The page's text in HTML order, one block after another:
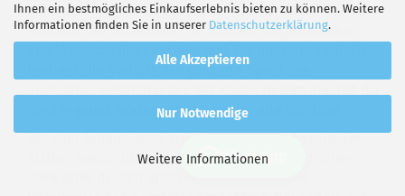
Ihnen ein bestmögliches Einkaufserlebnis bieten zu können. Weitere
Informationen finden Sie in unserer Datenschutzerklärung.
Alle Akzeptieren
Nur Notwendige
Weitere Informationen
auf Mützen, Jacken oder Jeans – individuelle Motive
sind aus der Streetwear nicht mehr wegzudenken.
Von klassisch über extravagant bis hin zu rebellisch
bedient die Vielfalt das gesamte Spektrum
dein eigenes Modebewusstsein für alle sichtbar.
Darüber hinaus lohnt sich der Einsatz individueller
Artikel, wenn du deinen Freizeitclub, die Gaming-
WhatsApp